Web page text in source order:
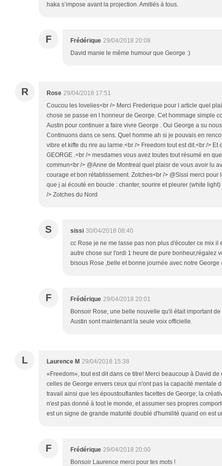
haka s’impose avant la projection. Amitiés à tous.
F Frédérique 29/04/2018 20:08
David manie le même humour que George :)
R Rose 29/04/2018 17:51
Coucou les lovelies<br /> Merci Frederique pour l article quel
chose se passe en l honneur de George. Cet hommage simple
Austin pour continuer a faire vivre George . Oui George a su
Continuons dans ce sens. Quel homme ah si je pouvais en
vibre et kiffe du rire au larme.<br /> Freedom tout est dit.<br /> Et
GEORGE .<br /> mesdames vous avez toutes tout résumé en
commun<br /> @Anne de Montreal quel plaisr de vous avoir lu
courage et bon rétablissement. Zotches<br /> @Sissi merci
que j ai écouté en boucle : chanter, sourire et pleurer (white light)
/> Zotches du Nord
S sissi 30/04/2018 08:40
cc Rose je ne me lasse pas non plus d'écouter ce mix il
autre chose sur l'ordi 1 heure de pure bonheur,régalez
bisous Rose ,belle et bonne journée avec notre George
F Frédérique 29/04/2018 20:01
Bonsoir Rose, une belle nouvelle qu'il était important
Austin sont maintenant la seule voix officielle.
L Laurence M 29/04/2018 15:38
«Freedom», tout est dit dans ce titre! Merci beaucoup à David
celles de George envers ceux qui n'ont pas la capacité mentale
travail ainsi que les époustouflantes facettes de George; la
n'est pas donné à tout le monde, et assumer ses propres
est un signe de grande maturité doublé d'humilité quand on est
F Frédérique 29/04/2018 20:00
Bonsoir Laurence merci pour tes mots !